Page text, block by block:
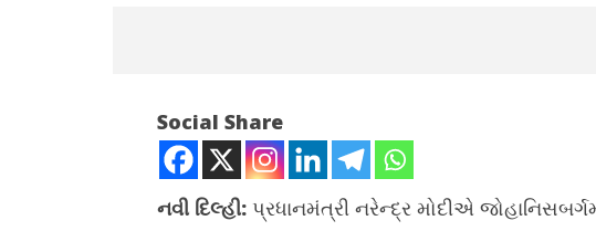
Social Share
નવી દિલ્હી:પ્રધાનમંત્રી નરેન્દ્ર મોદીએ